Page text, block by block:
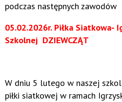
podczas następnych zawodów
05.02.2026r. Piłka Siatkowa-
Szkolnej DZIEWCZĄT
W dniu 5 lutego w naszej
piłki siatkowej w ramach